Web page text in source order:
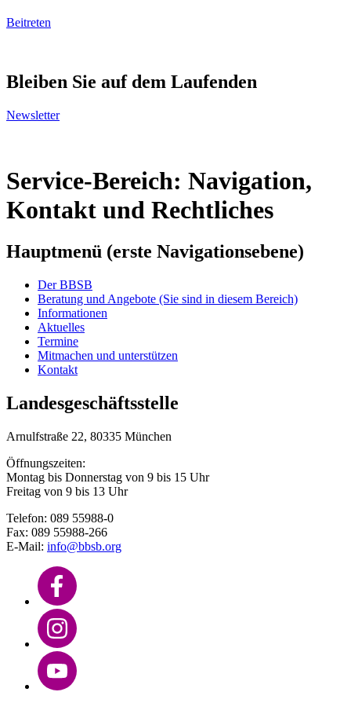
Beitreten
Bleiben Sie auf dem Laufenden
Newsletter
Service-Bereich: Navigation,
Kontakt und Rechtliches
Hauptmenü (erste Navigationsebene)
Der BBSB
Beratung und Angebote (Sie sind in diesem Bereich)
Informationen
Aktuelles
Termine
Mitmachen und unterstützen
Kontakt
Landesgeschäftsstelle
Arnulfstraße 22, 80335 München
Öffnungszeiten:
Montag bis Donnerstag von 9 bis 15 Uhr
Freitag von 9 bis 13 Uhr
Telefon: 089 55988-0
Fax: 089 55988-266
E-Mail: info@bbsb.org